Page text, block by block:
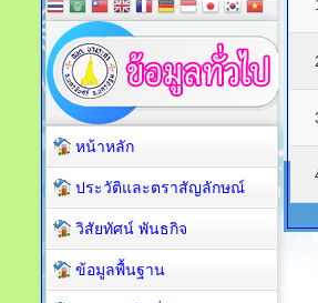
หน้าหลัก
ประวัติและตราสัญลักษณ์
วิสัยทัศน์ พันธกิจ
ข้อมูลพื้นฐาน